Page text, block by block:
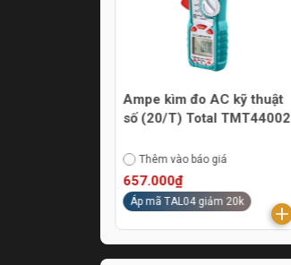
Ampe kìm đo AC kỹ thuật
số (20/T) Total TMT44002
Thêm vào báo giá
657.000₫
Áp mã TAL04 giảm 20k